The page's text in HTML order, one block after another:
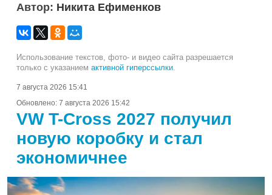
Автор: Никита Ефименков
Использование текстов, фото- и видео сайта разрешается
только с указанием активной гиперссылки
7 августа 2026 15:41
Обновлено: 7 августа 2026 15:42
VW T-Cross 2027 получил
новую коробку и стал
экономичнее